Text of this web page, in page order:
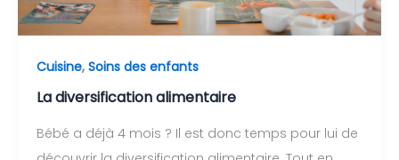
Cuisine, Soins des enfants
La diversification alimentaire
Bébé a déjà 4 mois ? Il est donc temps pour lui de